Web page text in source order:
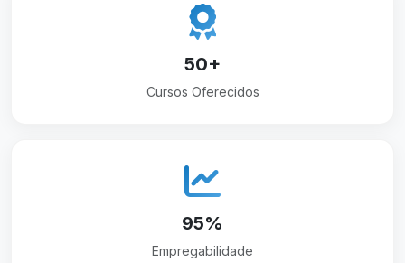
50+
Cursos Oferecidos
95%
Empregabilidade